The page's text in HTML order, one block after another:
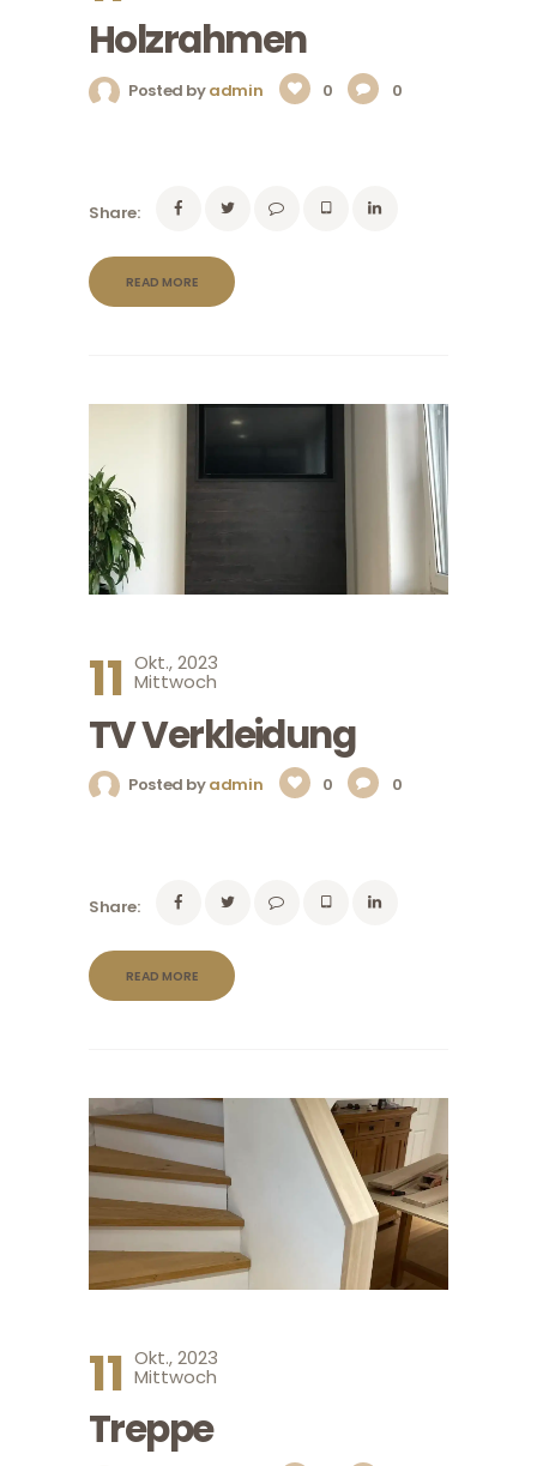
Holzrahmen
Posted byadmin 0 0
Share:
READ MORE
11 Okt., 2023
Mittwoch
TV Verkleidung
Posted byadmin 0 0
Share:
READ MORE
11 Okt., 2023
Mittwoch
Treppe